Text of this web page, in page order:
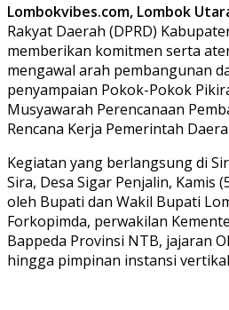
Lombokvibes.com, Lombok
Rakyat Daerah (DPRD)
memberikan komitmen serta
mengawal arah pembangunan
penyampaian Pokok-Pokok
Musyawarah Perencanaan
Rencana Kerja Pemerintah
Kegiatan yang berlangsung di
Sira, Desa Sigar Penjalin, Kamis
oleh Bupati dan Wakil Bupati
Forkopimda, perwakilan
Bappeda Provinsi NTB, jajaran
hingga pimpinan instansi